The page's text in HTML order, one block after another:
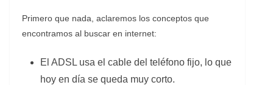
Primero que nada, aclaremos los conceptos que
encontramos al buscar en internet:
El ADSL usa el cable del teléfono fijo, lo que
hoy en día se queda muy corto.